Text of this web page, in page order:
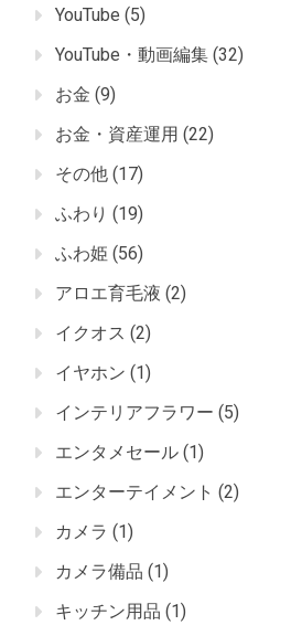
YouTube (5)
YouTube・動画編集 (32)
お金 (9)
お金・資産運用 (22)
その他 (17)
ふわり (19)
ふわ姫 (56)
アロエ育毛液 (2)
イクオス (2)
イヤホン (1)
インテリアフラワー (5)
エンタメセール (1)
エンターテイメント (2)
カメラ (1)
カメラ備品 (1)
キッチン用品 (1)